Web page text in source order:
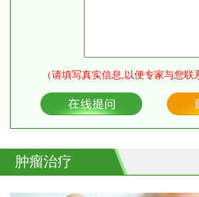
（请填写真实信息,以便专家与您联
肿瘤治疗